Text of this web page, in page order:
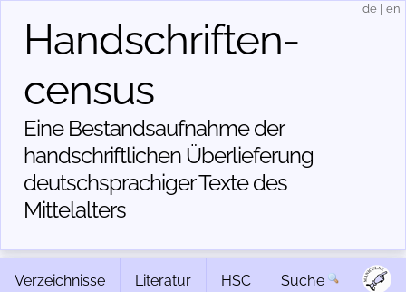
Handschriften­
census
Eine Bestandsaufnahme der
handschriftlichen Über­lieferung
deutschsprachiger Texte des
Mittelalters
de en
Verzeichnisse Literatur HSC Suche